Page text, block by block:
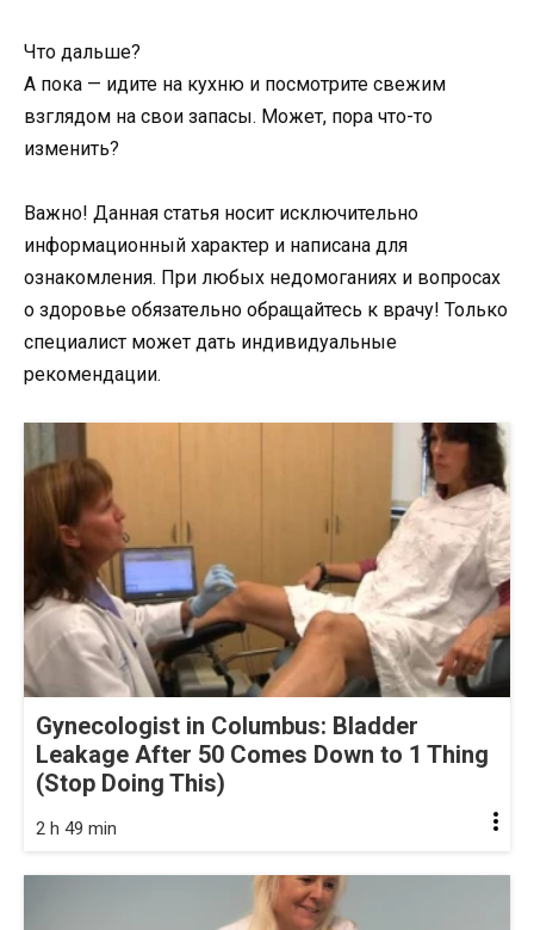
Что дальше?
А пока — идите на кухню и посмотрите свежим
взглядом на свои запасы. Может, пора что-то
изменить?
Важно! Данная статья носит исключительно
информационный характер и написана для
ознакомления. При любых недомоганиях и вопросах
о здоровье обязательно обращайтесь к врачу! Только
специалист может дать индивидуальные
рекомендации.
Gynecologist in Columbus: Bladder
Leakage After 50 Comes Down to 1 Thing
(Stop Doing This)
2 h 49 min